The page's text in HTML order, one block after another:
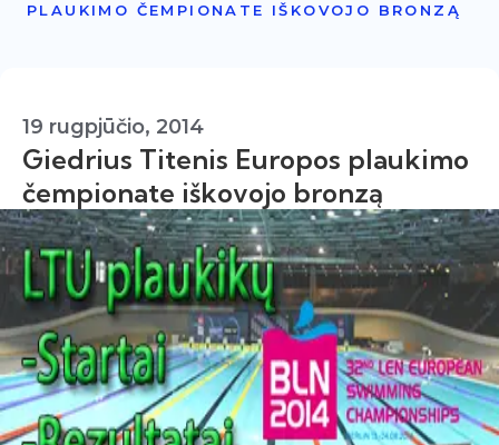
PLAUKIMO ČEMPIONATE IŠKOVOJO BRONZĄ
19 rugpjūčio, 2014
Giedrius Titenis Europos plaukimo
čempionate iškovojo bronzą